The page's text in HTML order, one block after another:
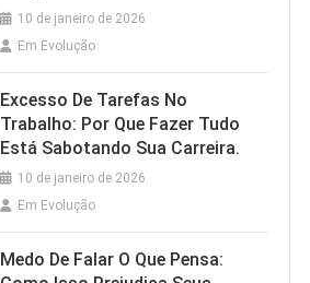
10 de janeiro de 2026
Em Evolução
Excesso De Tarefas No
Trabalho: Por Que Fazer Tudo
Está Sabotando Sua Carreira.
10 de janeiro de 2026
Em Evolução
Medo De Falar O Que Pensa: